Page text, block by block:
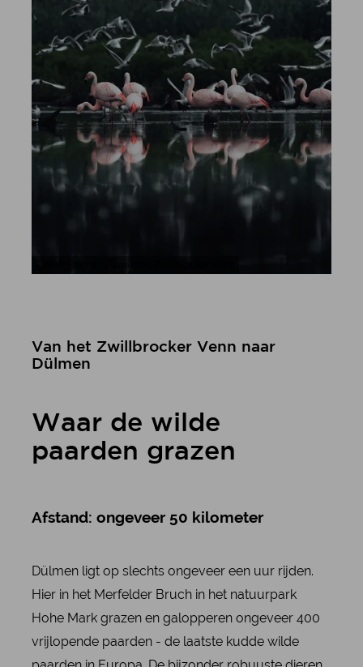
Van het Zwillbrocker Venn naar
Dülmen
Waar de wilde
paarden grazen
Afstand: ongeveer 50 kilometer
Dülmen ligt op slechts ongeveer een uur rijden.
Hier in het Merfelder Bruch in het natuurpark
Hohe Mark grazen en galopperen ongeveer 400
vrijlopende paarden - de laatste kudde wilde